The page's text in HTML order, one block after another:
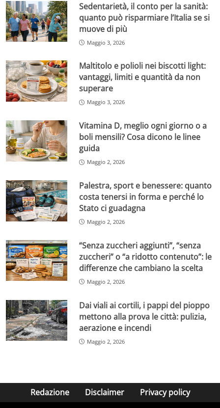
Sedentarietà, il conto per la sanità:
quanto può risparmiare l’Italia se si
muove di più
Maggio 3, 2026
Maltitolo e polioli nei biscotti light:
vantaggi, limiti e quantità da non
superare
Maggio 3, 2026
Vitamina D, meglio ogni giorno o a
boli mensili? Cosa dicono le linee
guida
Maggio 2, 2026
Palestra, sport e benessere: quanto
costa tenersi in forma e perché lo
Stato ci guadagna
Maggio 2, 2026
“Senza zuccheri aggiunti”, “senza
zuccheri” o “a ridotto contenuto”: le
differenze che cambiano la scelta
Maggio 2, 2026
Dai viali ai cortili, i pappi del pioppo
mettono alla prova le città: pulizia,
aerazione e incendi
Maggio 2, 2026
Redazione Disclaimer Privacy policy